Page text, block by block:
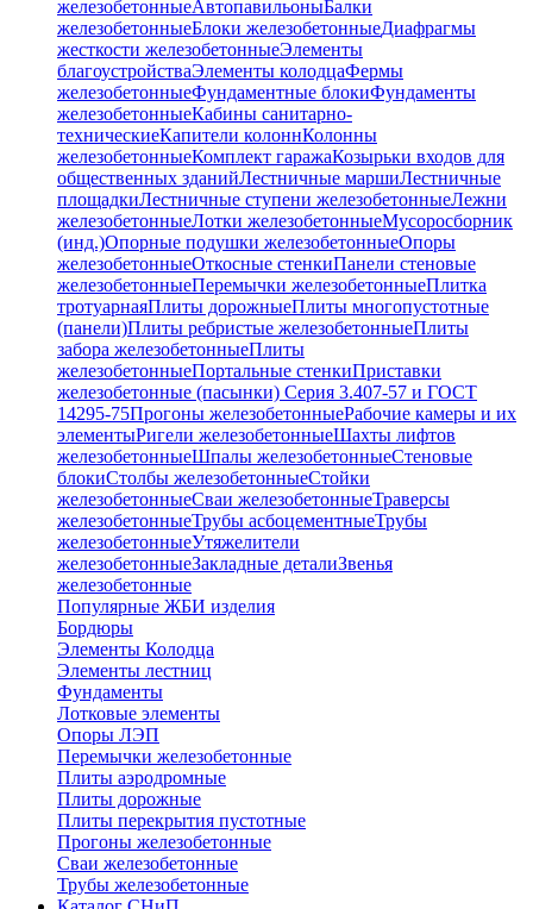
железобетонныеАвтопавильоныБалки
железобетонныеБлоки железобетонныеДиафрагмы
жесткости железобетонныеЭлементы
благоустройстваЭлементы колодцаФермы
железобетонныеФундаментные блокиФундаменты
железобетонныеКабины санитарно-
техническиеКапители колоннКолонны
железобетонныеКомплект гаражаКозырьки входов для
общественных зданийЛестничные маршиЛестничные
площадкиЛестничные ступени железобетонныеЛежни
железобетонныеЛотки железобетонныеМусоросборник
(инд.)Опорные подушки железобетонныеОпоры
железобетонныеОткосные стенкиПанели стеновые
железобетонныеПеремычки железобетонныеПлитка
тротуарнаяПлиты дорожныеПлиты многопустотные
(панели)Плиты ребристые железобетонныеПлиты
забора железобетонныеПлиты
железобетонныеПортальные стенкиПриставки
железобетонные (пасынки) Серия 3.407-57 и ГОСТ
14295-75Прогоны железобетонныеРабочие камеры и их
элементыРигели железобетонныеШахты лифтов
железобетонныеШпалы железобетонныеСтеновые
блокиСтолбы железобетонныеСтойки
железобетонныеСваи железобетонныеТраверсы
железобетонныеТрубы асбоцементныеТрубы
железобетонныеУтяжелители
железобетонныеЗакладные деталиЗвенья
железобетонные
Популярные ЖБИ изделия
Бордюры
Элементы Колодца
Элементы лестниц
Фундаменты
Лотковые элементы
Опоры ЛЭП
Перемычки железобетонные
Плиты аэродромные
Плиты дорожные
Плиты перекрытия пустотные
Прогоны железобетонные
Сваи железобетонные
Трубы железобетонные